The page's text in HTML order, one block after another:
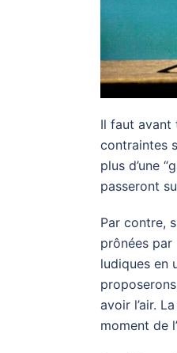
Il faut avant
contraintes
plus d’une
passeront
Par contre,
prônées
ludiques en
avoir l’air.
moment de